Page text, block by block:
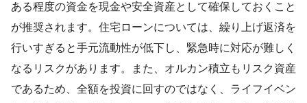
ある程度の資金を現金や安全資産として確保しておくこと
が推奨されます。住宅ローンについては、繰り上げ返済を
行いすぎると手元流動性が低下し、緊急時に対応が難しく
なるリスクがあります。また、オルカン積立もリスク資産
であるため、全額を投資に回すのではなく、ライフイベン